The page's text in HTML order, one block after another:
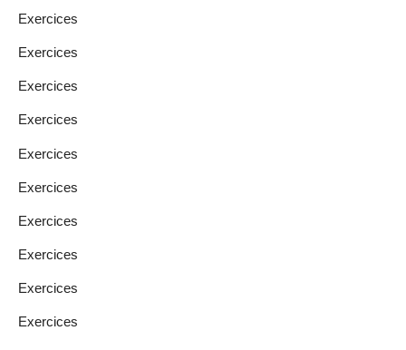
Exercices
Exercices
Exercices
Exercices
Exercices
Exercices
Exercices
Exercices
Exercices
Exercices